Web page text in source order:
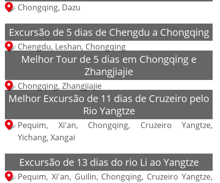
Chongqing, Dazu
Excursão de 5 dias de Chengdu a Chongqing
Chengdu, Leshan, Chongqing
Melhor Tour de 5 dias em Chongqing e
Zhangjiajie
Chongqing, Zhangjiajie
Melhor Excursão de 11 dias de Cruzeiro pelo
Rio Yangtze
Pequim, Xi'an, Chongqing, Cruzeiro Yangtze,
Yichang, Xangai
Excursão de 13 dias do rio Li ao Yangtze
Pequim, Xi'an, Guilin, Chongqing, Cruzeiro Yangtze,